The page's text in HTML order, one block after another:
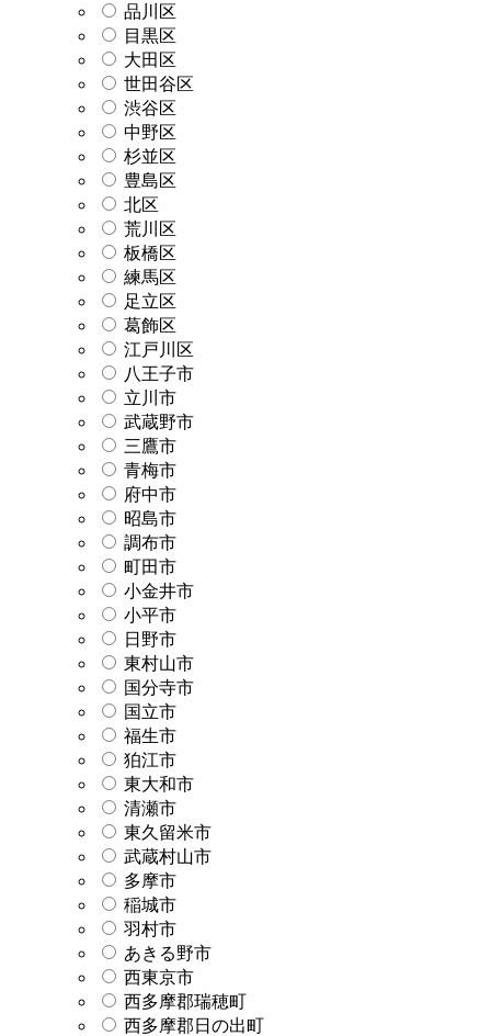
品川区
目黒区
大田区
世田谷区
渋谷区
中野区
杉並区
豊島区
北区
荒川区
板橋区
練馬区
足立区
葛飾区
江戸川区
八王子市
立川市
武蔵野市
三鷹市
青梅市
府中市
昭島市
調布市
町田市
小金井市
小平市
日野市
東村山市
国分寺市
国立市
福生市
狛江市
東大和市
清瀬市
東久留米市
武蔵村山市
多摩市
稲城市
羽村市
あきる野市
西東京市
西多摩郡瑞穂町
西多摩郡日の出町